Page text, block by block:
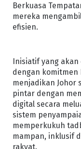
Berkuasa
mereka
efisien.
Inisiatif yang
dengan komitmen
menjadikan Johor
pintar dengan
digital secara
sistem
memperkukuh
mampan, inklusif
rakyat.